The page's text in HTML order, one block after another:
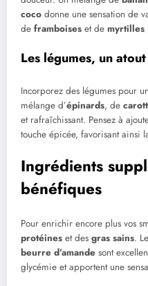
coco donne une sensation de
de framboises et de myrtilles
Les légumes, un
Incorporez des légumes pour
mélange d’épinards, de
et rafraîchissant. Pensez à
touche épicée, favorisant ainsi
Ingrédients
bénéfiques
Pour enrichir encore plus vos
protéines et des gras sains.
beurre d’amande sont
glycémie et apportent une